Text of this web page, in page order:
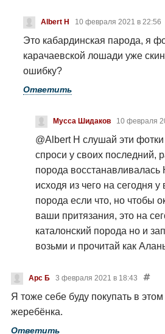
что они устроили геноцид,
и навязали Алан ствола
народ который считал себя
на штыки принимало все
тюркам, кто хотел историю
псевдо историки по указу
тонн псевдоисторий,
Алан ствола осетин
разных степеней и т.д но
прежде пришлось
карачаевский народ, вот и
доктора наук и т.д всячески
препятствовать чтобы
свою историю, но недолго
его клика остановили,
Раскручиваться обратно,
собираются кому то отдать
Albert H 10 февраля 2021 в 22:56
Это кабардинская парода, я
карачаевской лошади уже
ошибку?
Ответить
Мусса Шидаков 10 февраля
@Albert H слушай эти
спроси у своих последний,
порода восстанавливалась
исходя из чего на сегодня у
порода если что, но чтобы
ваши притязания, это на
каталонский порода но и
возьми и прочитай как
просуществовало 300лет,
народа который там был,
бедуинов тоже близкая
Арс Б 3 февраля 2021 в 18:43
Я тоже себе буду покупать в этом
жеребёнка.
Ответить